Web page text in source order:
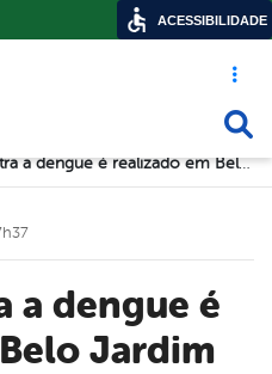
Acesso
Dia “D” contra a dengue é realizado em Belo Jardim
Jardim
ACESSIBILIDADE